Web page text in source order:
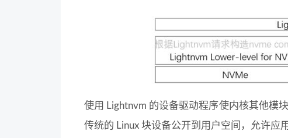
使用 Lightnvm 的设备驱动程序使内核其他模
传统的 Linux 块设备公开到用户空间，允许应